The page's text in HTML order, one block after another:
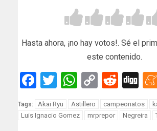
Hasta ahora, ¡no hay votos!. Sé el
este contenido.
Facebook
TwitterWhatsApp
CopyReddit
Tags: Akai Ryu Astillero campeonatos
Luis Ignacio Gomez
mrprepor Negreira